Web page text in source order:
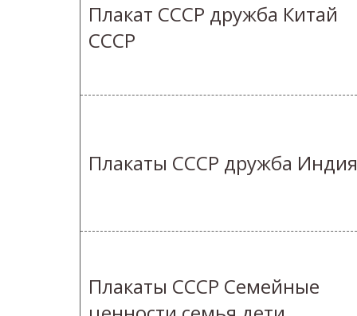
Плакат СССР дружба Китай
СССР
Плакаты СССР дружба Индия
Плакаты СССР Семейные